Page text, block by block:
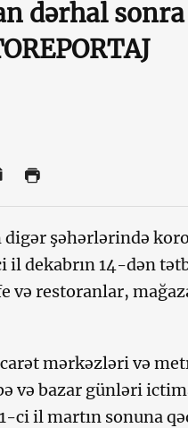
dərhal sonra
digər şəhərlərində
il dekabrın 14-dən
və restoranlar,
mərkəzləri və
və bazar günləri
il martın sonuna